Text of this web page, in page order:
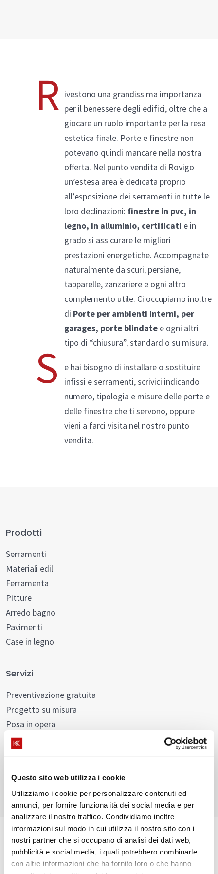
Questo sito web utilizza i cookie
Utilizziamo i cookie per personalizzare contenuti ed
annunci, per fornire funzionalità dei social media e per
analizzare il nostro traffico. Condividiamo inoltre
informazioni sul modo in cui utilizza il nostro sito con i
nostri partner che si occupano di analisi dei dati web,
pubblicità e social media, i quali potrebbero combinarle
con altre informazioni che ha fornito loro o che hanno
Compara prodotti
R ivestono una grandissima importanza
per il benessere degli edifici, oltre che a
giocare un ruolo importante per la resa
estetica finale. Porte e finestre non
potevano quindi mancare nella nostra
offerta. Nel punto vendita di Rovigo
un’estesa area è dedicata proprio
all’esposizione dei serramenti in tutte le
loro declinazioni: finestre in pvc, in
legno, in alluminio, certificati e in
grado si assicurare le migliori
prestazioni energetiche. Accompagnate
naturalmente da scuri, persiane,
tapparelle, zanzariere e ogni altro
complemento utile. Ci occupiamo inoltre
di Porte per ambienti interni, per
garages, porte blindate e ogni altri
tipo di “chiusura”, standard o su misura.
S
e hai bisogno di installare o sostituire
infissi e serramenti, scrivici indicando
numero, tipologia e misure delle porte e
delle finestre che ti servono, oppure
vieni a farci visita nel nostro punto
vendita.
Prodotti
Serramenti
Materiali edili
Ferramenta
Pitture
Arredo bagno
Pavimenti
Case in legno
Servizi
Preventivazione gratuita
Progetto su misura
Posa in opera
Assistenza pre e post vendita